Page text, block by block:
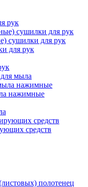
рук
сушилки для рук
для рук
мыла
нажимные
средств